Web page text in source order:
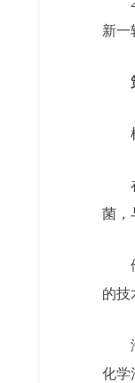
新一
菌，
的技
化学